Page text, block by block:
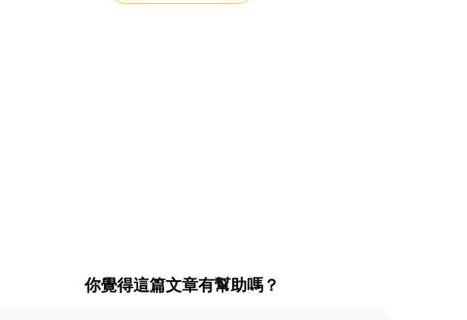
你覺得這篇文章有幫助嗎？